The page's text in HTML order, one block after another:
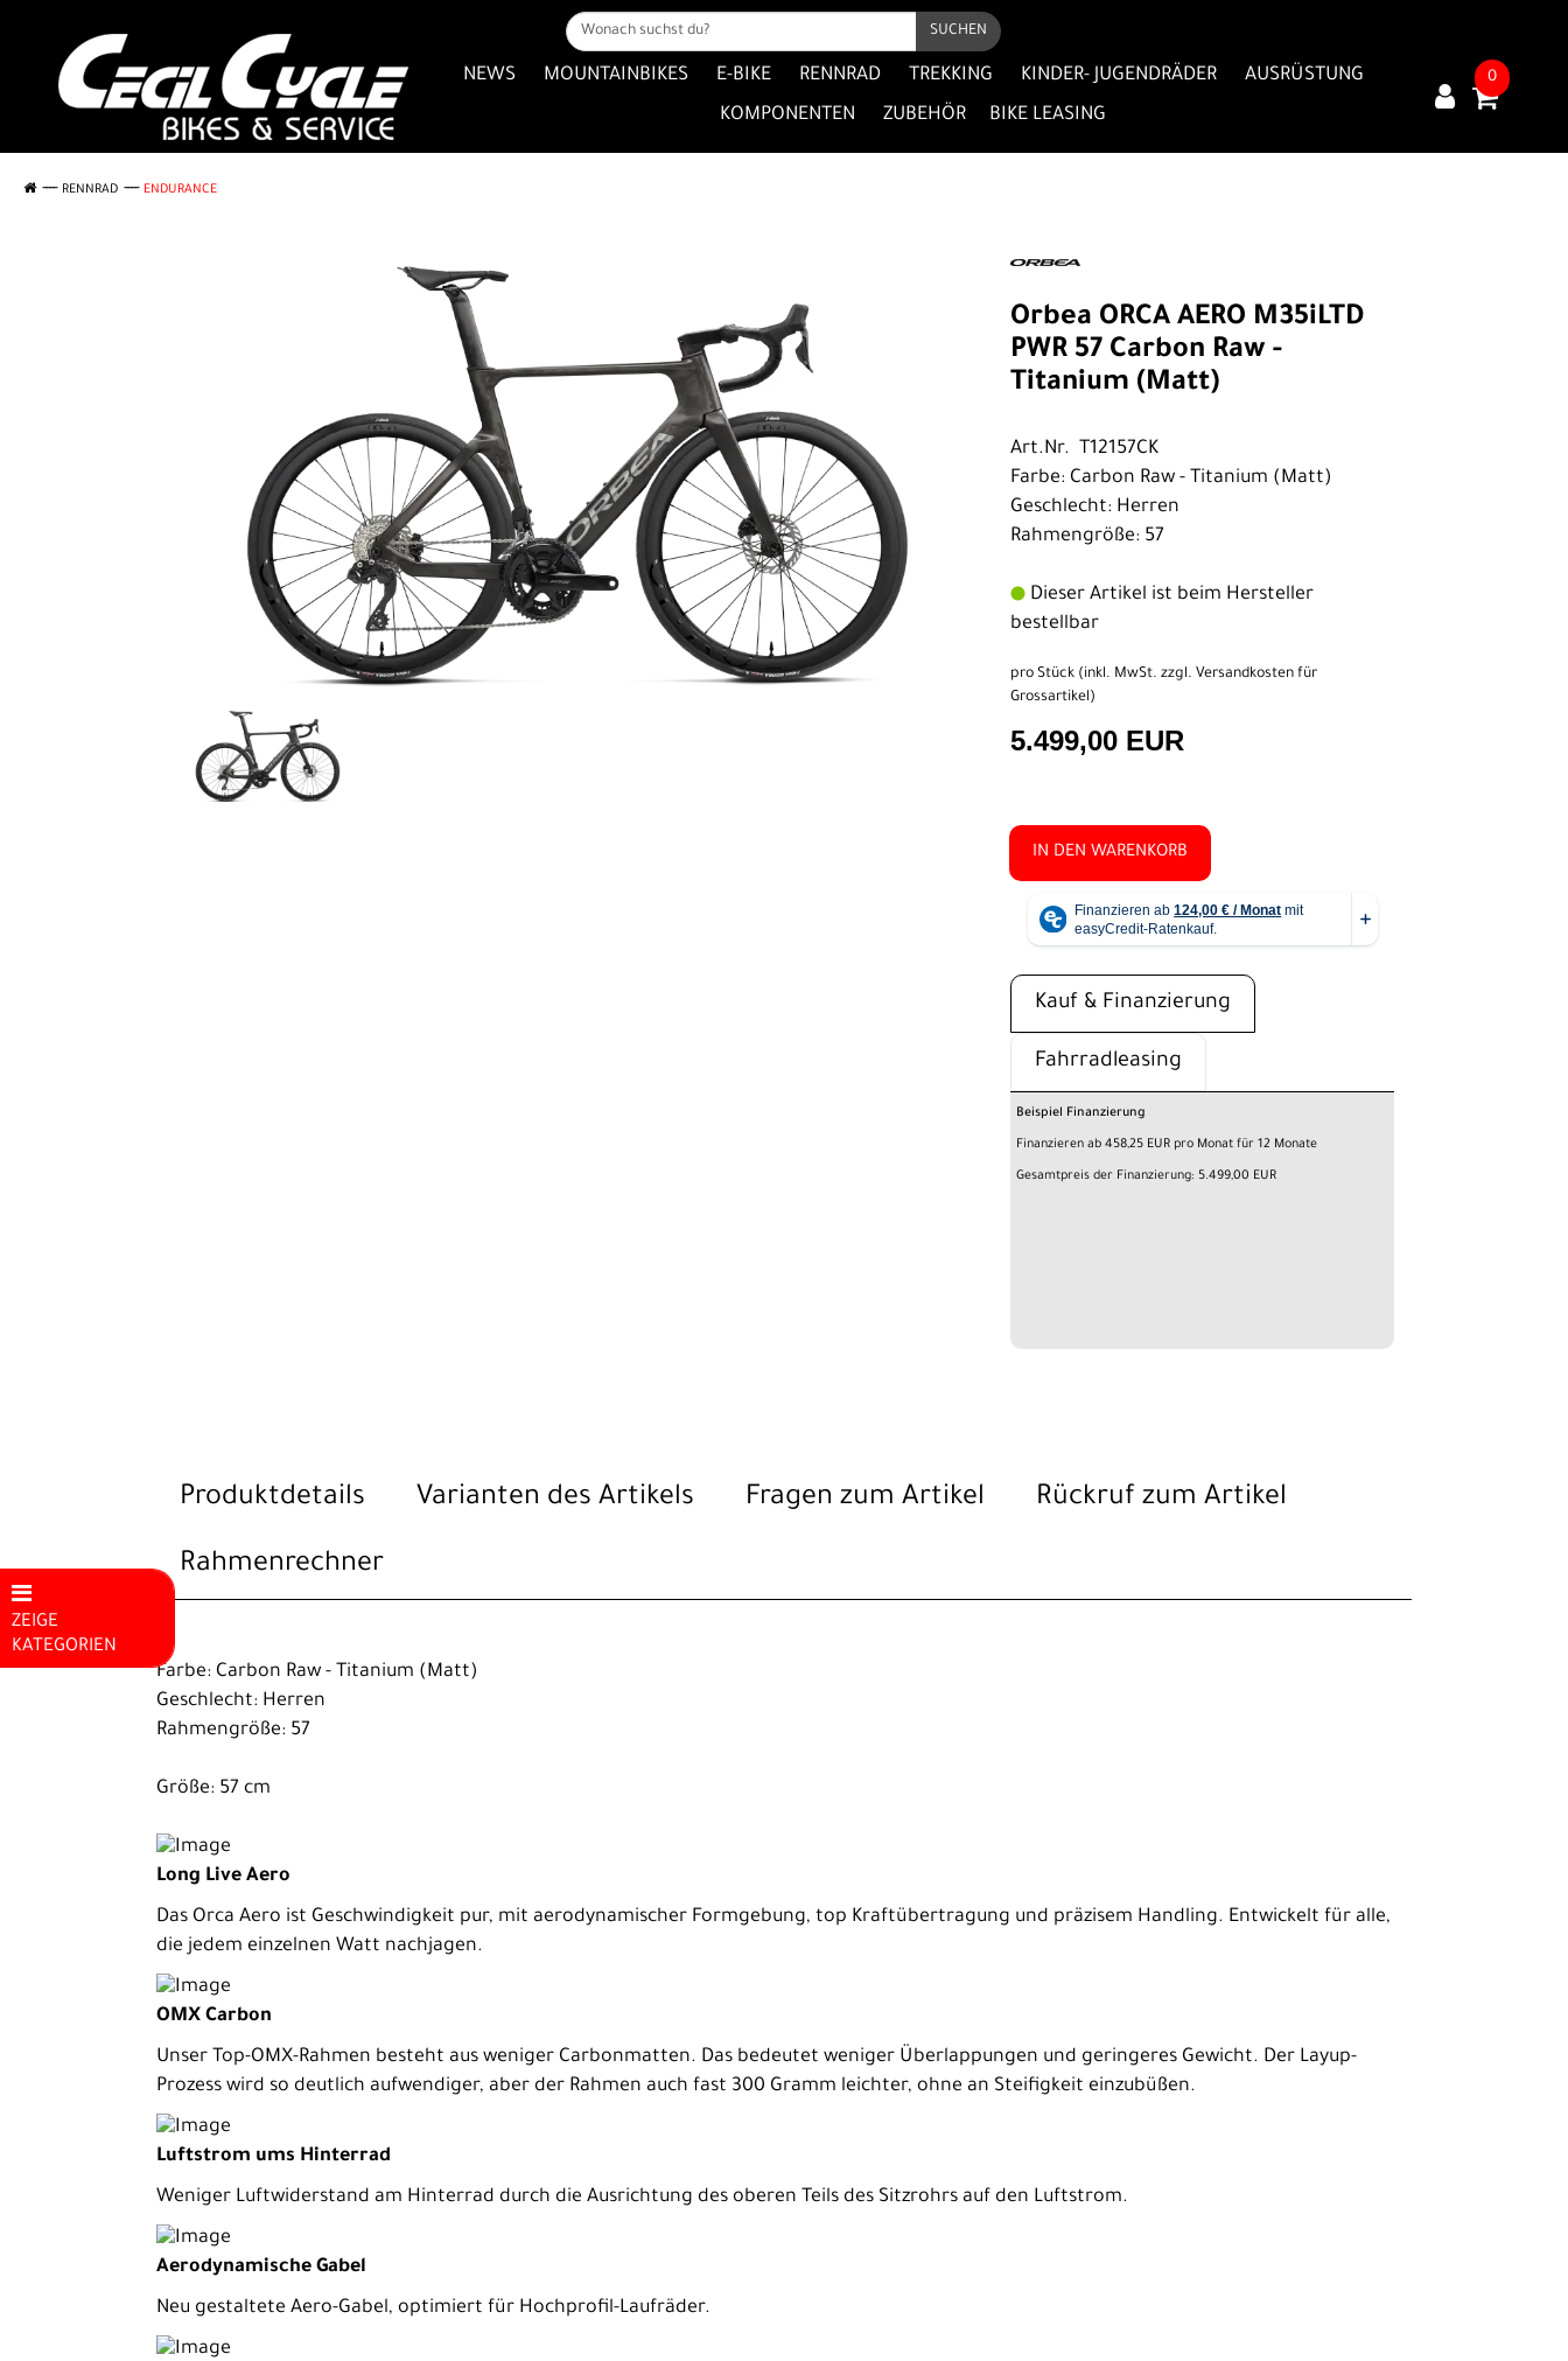
SUCHEN
NEWS MOUNTAINBIKES E-BIKE RENNRAD TREKKING KINDER- JUGENDRÄDER
AUSRÜSTUNG
KOMPONENTEN
ZUBEHÖR BIKE LEASING
0
RENNRAD ENDURANCE
ZEIGE
KATEGORIEN
Orbea ORCA AERO M35iLTD
PWR 57 Carbon Raw -
Titanium (Matt)
Art.Nr. T12157CK
Farbe: Carbon Raw - Titanium (Matt)
Geschlecht: Herren
Rahmengröße: 57
Dieser Artikel ist beim Hersteller
bestellbar
pro Stück (inkl. MwSt. zzgl. Versandkosten für
Grossartikel)
5.499,00 EUR
IN DEN WARENKORB
Kauf & Finanzierung
Fahrradleasing
Beispiel Finanzierung
Finanzieren ab 458,25 EUR pro Monat für 12 Monate
Gesamtpreis der Finanzierung: 5.499,00 EUR
Produktdetails Varianten des Artikels Fragen zum Artikel Rückruf zum Artikel
Rahmenrechner
Farbe: Carbon Raw - Titanium (Matt)
Geschlecht: Herren
Rahmengröße: 57
Größe: 57 cm
Long Live Aero
Das Orca Aero ist Geschwindigkeit pur, mit aerodynamischer Formgebung, top Kraftübertragung und präzisem Handling. Entwickelt für alle,
die jedem einzelnen Watt nachjagen.
OMX Carbon
Unser Top-OMX-Rahmen besteht aus weniger Carbonmatten. Das bedeutet weniger Überlappungen und geringeres Gewicht. Der Layup-
Prozess wird so deutlich aufwendiger, aber der Rahmen auch fast 300 Gramm leichter, ohne an Steifigkeit einzubüßen.
Luftstrom ums Hinterrad
Weniger Luftwiderstand am Hinterrad durch die Ausrichtung des oberen Teils des Sitzrohrs auf den Luftstrom.
Aerodynamische Gabel
Neu gestaltete Aero-Gabel, optimiert für Hochprofil-Laufräder.